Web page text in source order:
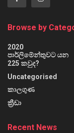
Browse by
2020
පාර්ලිමේන්තුවට යන
225 කවුද?
Uncategorised
කාලගුණ
ක්‍රීඩා
Recent News